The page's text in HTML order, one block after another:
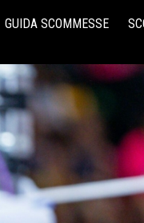
GUIDA SCOMMESSE